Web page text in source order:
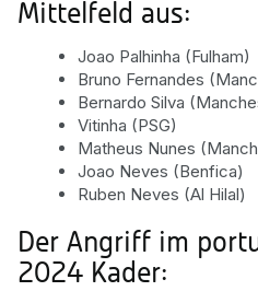
Mittelfeld aus:
Joao Palhinha (Fulham)
Bruno Fernandes
Bernardo Silva
Vitinha (PSG)
Matheus Nunes
Joao Neves (Benfica)
Ruben Neves (Al Hilal)
Der Angriff im
2024 Kader: